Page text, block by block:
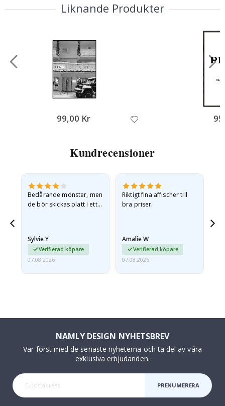
Liknande Produkter
99,00 Kr
Kundrecensioner
Bedårande mönster, men
de bör skickas platt i ett
Sylvie Y
Verifierad köpare
07.08.2026
Riktigt fina affischer till
bra priser.
Amalie W
Verifierad köpare
07.08.2026
NAMLY DESIGN NYHETSBREV
Var först med de senaste nyheterna och ta del av våra
exklusiva erbjudanden.
PRENUMERERA